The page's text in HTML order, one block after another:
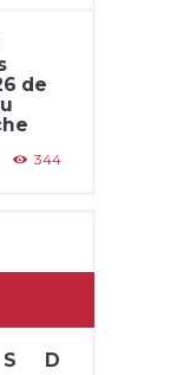
de
344
S D